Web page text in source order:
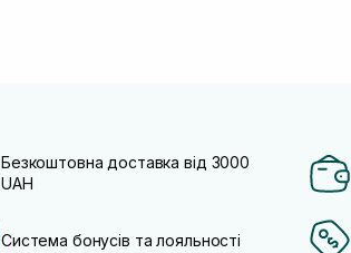
Безкоштовна доставка від 3000
UAH
Система бонусів та лояльності